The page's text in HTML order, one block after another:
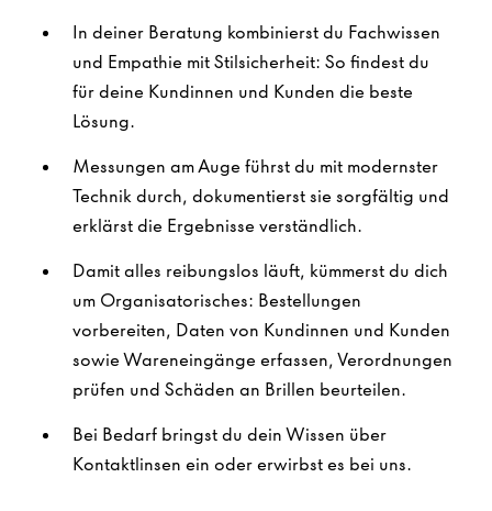
In deiner Beratung kombinierst du Fachwissen
und Empathie mit Stilsicherheit: So findest du
für deine Kundinnen und Kunden die beste
Lösung.
Messungen am Auge führst du mit modernster
Technik durch, dokumentierst sie sorgfältig und
erklärst die Ergebnisse verständlich.
Damit alles reibungslos läuft, kümmerst du dich
um Organisatorisches: Bestellungen
vorbereiten, Daten von Kundinnen und Kunden
sowie Wareneingänge erfassen, Verordnungen
prüfen und Schäden an Brillen beurteilen.
Bei Bedarf bringst du dein Wissen über
Kontaktlinsen ein oder erwirbst es bei uns.